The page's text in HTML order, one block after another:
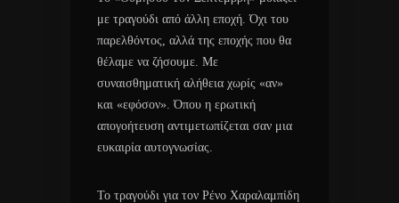
με τραγούδι από άλλη εποχή. Όχι του
παρελθόντος, αλλά της εποχής που θα
θέλαμε να ζήσουμε. Με
συναισθηματική αλήθεια χωρίς «αν»
και «εφόσον». Όπου η ερωτική
απογοήτευση αντιμετωπίζεται σαν μια
ευκαιρία αυτογνωσίας.
Το τραγούδι για τον Ρένο Χαραλαμπίδη